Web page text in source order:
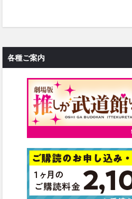
各種ご案内